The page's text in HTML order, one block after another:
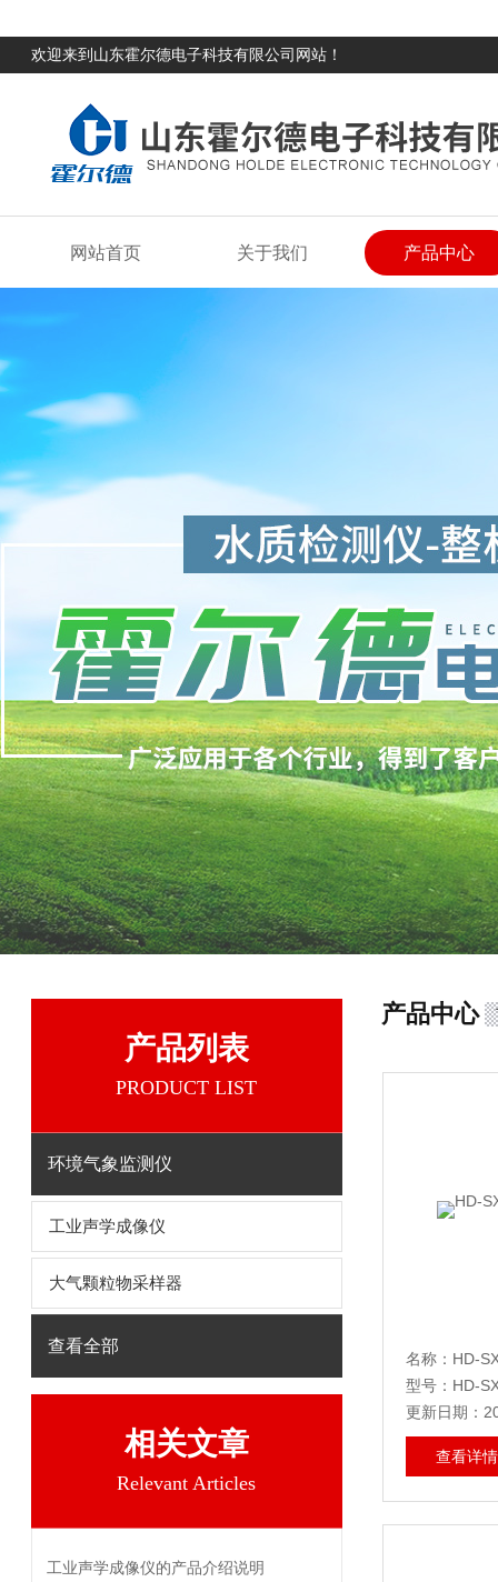
欢迎来到山东霍尔德电子科技有限公司网站！
网站首页 关于我们 产品中心
产品列表
PRODUCT LIST
环境气象监测仪
工业声学成像仪
大气颗粒物采样器
查看全部
相关文章
Relevant Articles
工业声学成像仪的产品介绍说明
产品中心
名称：HD-
型号：HD-
更新日期：
查看详情